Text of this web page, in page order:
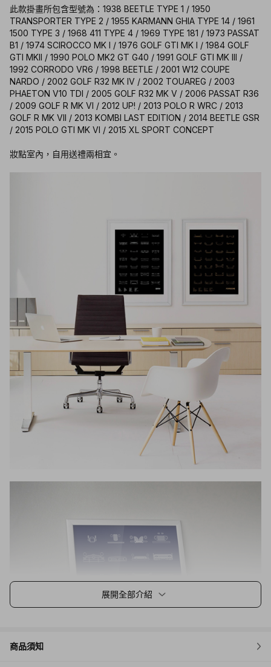
展開全部介紹
此款掛畫所包含型號為：1938 BEETLE TYPE 1 / 1950
TRANSPORTER TYPE 2 / 1955 KARMANN GHIA TYPE 14 / 1961
1500 TYPE 3 / 1968 411 TYPE 4 / 1969 TYPE 181 / 1973 PASSAT
B1 / 1974 SCIROCCO MK I / 1976 GOLF GTI MK I / 1984 GOLF
GTI MKII / 1990 POLO MK2 GT G40 / 1991 GOLF GTI MK III /
1992 CORRODO VR6 / 1998 BEETLE / 2001 W12 COUPE
NARDO / 2002 GOLF R32 MK IV / 2002 TOUAREG / 2003
PHAETON V10 TDI / 2005 GOLF R32 MK V / 2006 PASSAT R36
/ 2009 GOLF R MK VI / 2012 UP! / 2013 POLO R WRC / 2013
GOLF R MK VII / 2013 KOMBI LAST EDITION / 2014 BEETLE GSR
/ 2015 POLO GTI MK VI / 2015 XL SPORT CONCEPT
妝點室內，自用送禮兩相宜。
商品須知